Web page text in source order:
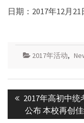
日期：2017年12月21
2017年活动,
navigation
Previous
post:
2017年高初中统
公布 本校再创